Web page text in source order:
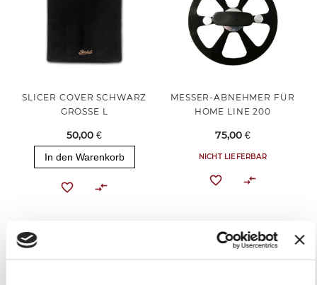
SLICER COVER SCHWARZ
GRÖSSE L
50,00 €
In den Warenkorb
MESSER-ABNEHMER FÜR
HOME LINE 200
75,00 €
NICHT LIEFERBAR